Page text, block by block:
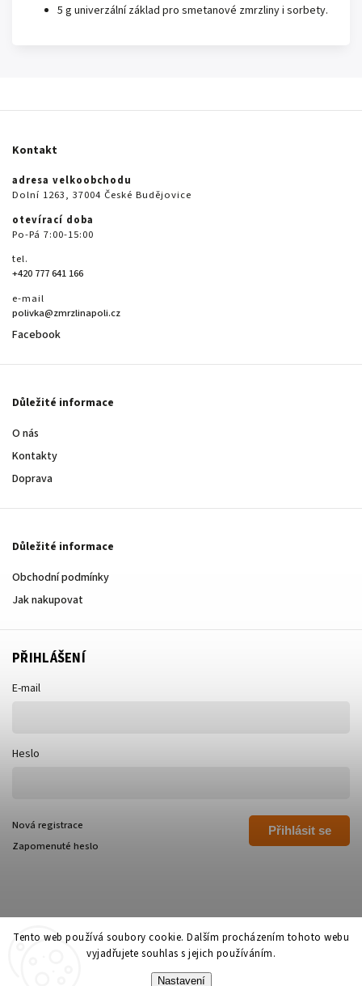
Tento web používá soubory cookie. Dalším procházením tohoto webu
vyjadřujete souhlas s jejich používáním.
Nastavení
5 g univerzální základ pro smetanové zmrzliny i sorbety.
Kontakt
adresa velkoobchodu
Dolní 1263, 37004 České Budějovice
otevírací doba
Po-Pá 7:00-15:00
tel.
+420 777 641 166
e-mail
polivka@zmrzlinapoli.cz
Facebook
Důležité informace
O nás
Kontakty
Doprava
Důležité informace
Obchodní podmínky
Jak nakupovat
PŘIHLÁŠENÍ
E-mail
Heslo
Přihlásit se
Nová registrace
Zapomenuté heslo
Copyright 2026 Polívka Libor - POLI . Všechna práva vyhrazena.